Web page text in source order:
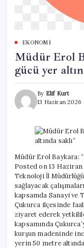
EKONOMI
Müdür Erol
gücü yer
By Elif Kurt
13 Haziran 2026
Müdür Erol Baykara:
Posted on 13
Teknoloji İl
sağlayacak
kapsamda Sanayi ve
Çukurca ilçesinde
ziyaret ederek
kapsamında
kurşun madeninde
yerin 50 metre